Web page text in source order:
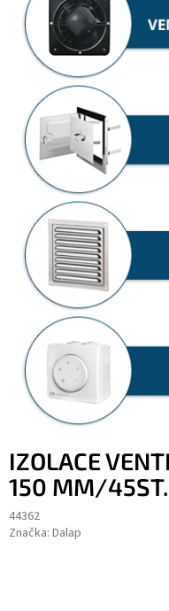
IZOLACE
150 MM/45ST.
44362
Značka: Dalap